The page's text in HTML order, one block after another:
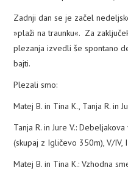
Zadnji dan se je začel
»plaži na traunku«. Za
plezanja izvedli še spontano
bajti.
Plezali smo:
Matej B. in Tina K., Tanja R. in
Tanja R. in Jure V.:
(skupaj z Igličevo 350m), V/IV,
Matej B. in Tina K.: Vzhodna